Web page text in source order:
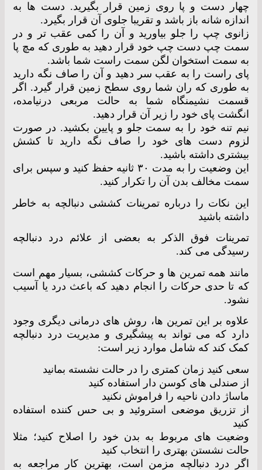
چهار دست و پا روی زمین قرار بگیرید. دست ها به
اندازه شانه باز باشد و تقریبا جلوی آن قرار بگیرد.
زانوی چپ را جلو بیاورید و آن را کمی عقب تر و در
سمت چپ دست چپ خود قرار دهید به طوری که مچ پا
به سمت استخوان لگن سمت راست شما باشد.
پای راست را به عقب سر دهید و آن را صاف نگه دارید
به طوری که ران شما روی سطح زمین قرار گیرد. اگر
قسمت نشیمنگاه شما به حالت مربعی درنیامده،
انگشت پای خود را زیر آن قرار دهید.
نیم تنه خود را به سمت جلو و پایین بکشید. در صورت
لزوم دست های خود را صاف نگه دارید تا کشش
بیشتری داشته باشید.
این وضعیت را به مدت ۳۰ ثانیه حفظ کنید و سپس برای
سمت مخالف بدن آن را تکرار کنید.
این نکات را درباره تمرینات کششی دنبالچه به خاطر
داشته باشید
تمرینات فوق الذکر به بعضی از علائم درد دنبالچه
رسیدگی می کند.
مانند همه تمرین ها و حرکات کششی، بسیار مهم است
که تا حدی حرکات را انجام دهید که باعث درد یا آسیب
نشود.
علاوه بر این تمرین ها، روش های درمانی دیگری وجود
دارد که می تواند به پیشگیری و مدیریت درد دنبالچه
کمک کند که شامل موارد زیر است:
سعی کنید زمان کمتری را در حالت نشسته بمانید
از صندلی های کوسن دار استفاده کنید
ماساژ دادن ناحیه را فراموش نکنید
از تزریق موضعی استروئید و بی حس کننده استفاده
کنید
وضعیت های مربوط به بدن خود را اصلاح کنید؛ مثلا
حالت نشستن بهتری را انتخاب کنید
اگر درد دنبالچه مزمن است، بهترین کار مراجعه به